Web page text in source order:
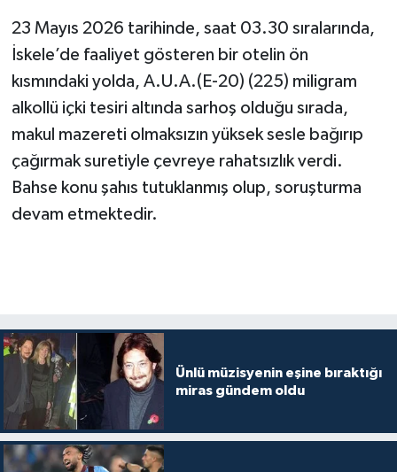
23 Mayıs 2026 tarihinde, saat 03.30 sıralarında,
İskele’de faaliyet gösteren bir otelin ön
kısmındaki yolda, A.U.A.(E-20) (225) miligram
alkollü içki tesiri altında sarhoş olduğu sırada,
makul mazereti olmaksızın yüksek sesle bağırıp
çağırmak suretiyle çevreye rahatsızlık verdi.
Bahse konu şahıs tutuklanmış olup, soruşturma
devam etmektedir.
Ünlü müzisyenin eşine bıraktığı
miras gündem oldu